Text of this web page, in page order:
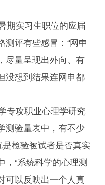
实习生职位的应届
测评有些感冒：“网申
尽量呈现出外向、有
没想到结果连网申都
攻职业心理学研究
测验量表中，有不少
是检验被试者是否真实
，“系统科学的心理测
可以反映出一个人真